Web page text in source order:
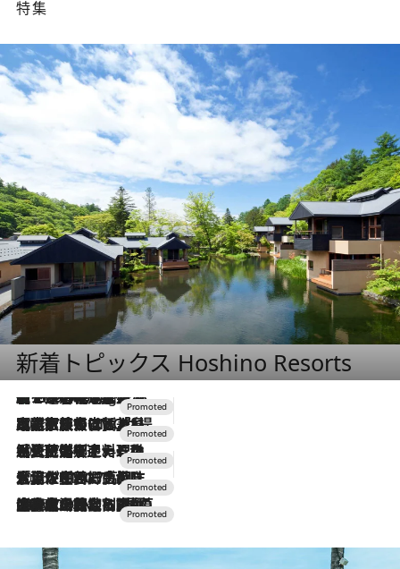
特集
新着トピックス Hoshino Resorts
10 Hours Ago
【トンボの足水浴】ヒノキの香りに包まれて涼感マックス！約13℃の湧水かけ流しを避暑地「星野温泉 トンボの湯」で体験
2026.7.31
【ホテル帰省】という選択肢をOMOが提案。家族とほどよい距離を保つには「昼は実家、夜は気兼ねなくホテルで！」
2026.7.24
【夏限定ディナーコース】旬を迎える稚鮎や花ズッキーニなどをイタリア・トスカーナの郷土料理の手法で満喫！
2026.7.17
「土佐和ハーブかき氷」がOMO7高知に登場！生姜、山椒、大葉など目にも舌にも涼を呼ぶ郷土の味
2026.7.10
NEW OPEN！【界 草津】名湯の地に誕生。趣の異なる2種の温泉と上州ならではの会席・蕎麦割烹など美食を味わう究極の癒やし旅